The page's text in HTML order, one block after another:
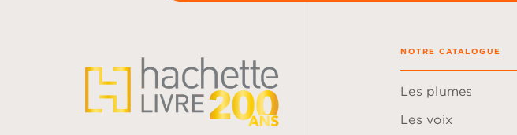
NOTRE CATALOGUE
Les plumes
Les voix